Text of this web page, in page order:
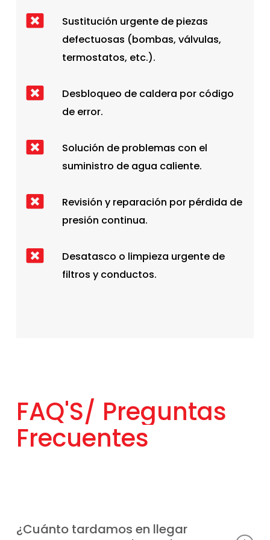
Sustitución urgente de piezas
defectuosas (bombas, válvulas,
termostatos, etc.).
Desbloqueo de caldera por código
de error.
Solución de problemas con el
suministro de agua caliente.
Revisión y reparación por pérdida de
presión continua.
Desatasco o limpieza urgente de
filtros y conductos.
FAQ'S/ Preguntas
Frecuentes
¿Cuánto tardamos en llegar